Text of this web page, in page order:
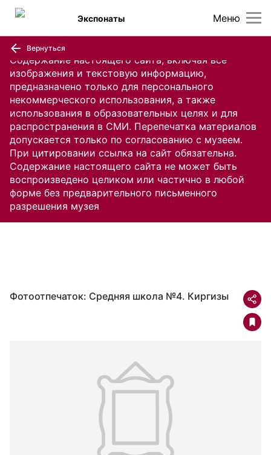
Содержание настоящего сайта, включая все
изображения и текстовую информацию,
предназначено только для персонального
некоммерческого использования, а также
использования в образовательных целях и для
распространения в СМИ. Перепечатка материалов
допускается только по согласованию с музеем.
При цитировании ссылка на сайт обязательна.
Содержание настоящего сайта не может быть
воспроизведено целиком или частично в любой
форме без предварительного письменного
разрешения музея
Меню
Экспонаты
Вернуться
Фотоотпечаток: Средняя школа №4. Киргизы